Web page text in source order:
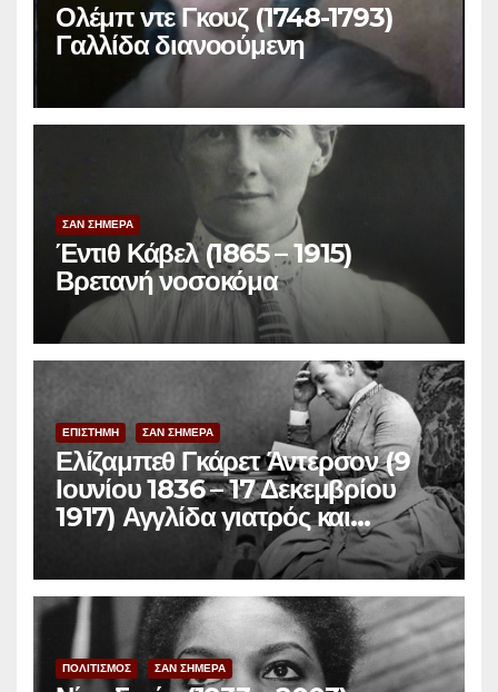
Ολέμπ ντε Γκουζ (1748-1793)
Γαλλίδα διανοούμενη
ΣΑΝ ΣΗΜΕΡΑ
Έντιθ Κάβελ (1865 – 1915)
Βρετανή νοσοκόμα
ΕΠΙΣΤΗΜΗ ΣΑΝ ΣΗΜΕΡΑ
Ελίζαμπεθ Γκάρετ Άντερσον (9
Ιουνίου 1836 – 17 Δεκεμβρίου
1917) Αγγλίδα γιατρός και
ΠΟΛΙΤΙΣΜΟΣ ΣΑΝ ΣΗΜΕΡΑ